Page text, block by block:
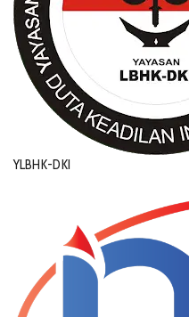
YLBHK-DKI